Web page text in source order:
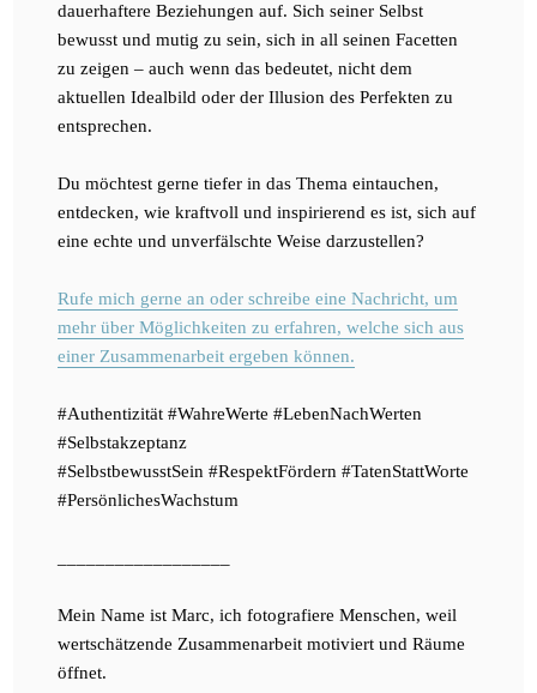
dauerhaftere Beziehungen auf. Sich seiner Selbst
bewusst und mutig zu sein, sich in all seinen Facetten
zu zeigen – auch wenn das bedeutet, nicht dem
aktuellen Idealbild oder der Illusion des Perfekten zu
entsprechen.
Du möchtest gerne tiefer in das Thema eintauchen,
entdecken, wie kraftvoll und inspirierend es ist, sich auf
eine echte und unverfälschte Weise darzustellen?
Rufe mich gerne an oder schreibe eine Nachricht, um
mehr über Möglichkeiten zu erfahren, welche sich aus
einer Zusammenarbeit ergeben können.
#Authentizität #WahreWerte #LebenNachWerten
#Selbstakzeptanz
#SelbstbewusstSein #RespektFördern #TatenStattWorte
#PersönlichesWachstum
Mein Name ist Marc, ich fotografiere Menschen, weil
wertschätzende Zusammenarbeit motiviert und Räume
öffnet.